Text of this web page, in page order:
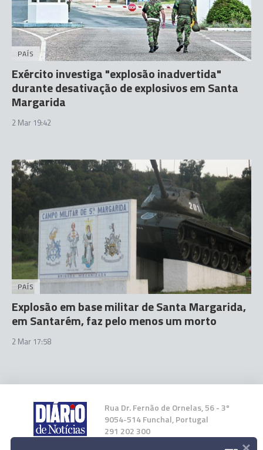
PAÍS
Exército investiga "explosão inadvertida"
durante desativação de explosivos em Santa
Margarida
2 Mar 19:42
PAÍS
Explosão em base militar de Santa Margarida,
em Santarém, faz pelo menos um morto
2 Mar 17:58
Rua Dr. Fernão de Ornelas, 56 - 3º
9054-514 Funchal, Portugal
291 202 300